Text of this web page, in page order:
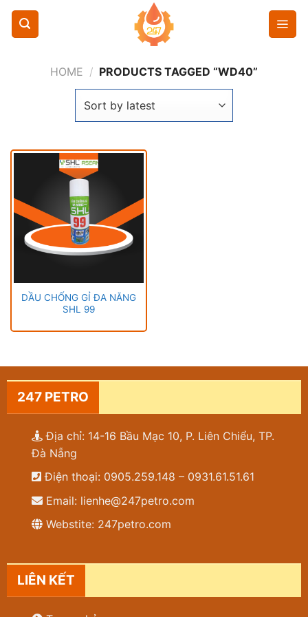
Chuyển
nội
HOME / PRODUCTS TAGGED “WD40”
DẦU CHỐNG GỈ ĐA NĂNG
SHL 99
247 PETRO
Địa chỉ: 14-16 Bầu Mạc 10, P. Liên Chiểu, TP.
Đà Nẵng
Điện thoại: 0905.259.148 – 0931.61.51.61
Email: lienhe@247petro.com
Webstite: 247petro.com
LIÊN KẾT